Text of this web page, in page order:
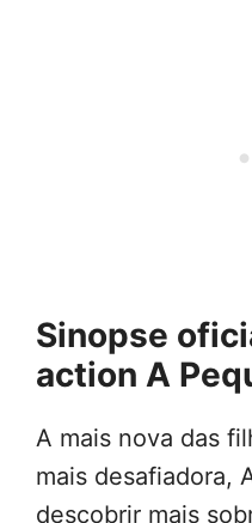
Sinopse
action A
A mais nova das
mais desafiadora,
descobrir mais